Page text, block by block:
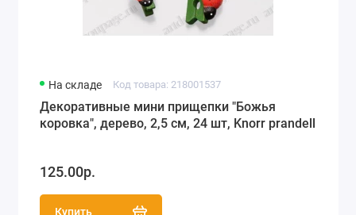
На складе Код товара: 218001537
Декоративные мини прищепки "Божья
коровка", дерево, 2,5 см, 24 шт, Knorr prandell
125.00р.